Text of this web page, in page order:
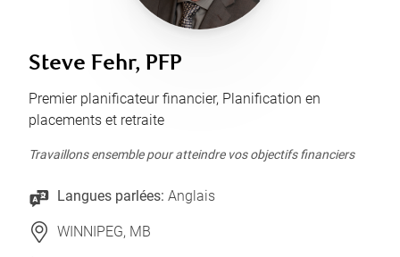
Steve Fehr, PFP
Premier planificateur financier, Planification en
placements et retraite
Travaillons ensemble pour atteindre vos objectifs financiers
Langues parlées: Anglais
WINNIPEG, MB